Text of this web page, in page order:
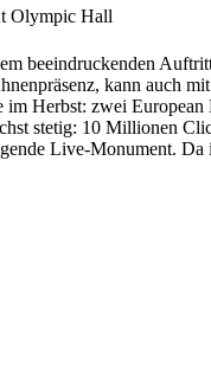
Olympic Hall
beeindruckenden
kann auch
Herbst: zwei
stetig: 10 Millionen
Live-Monument.